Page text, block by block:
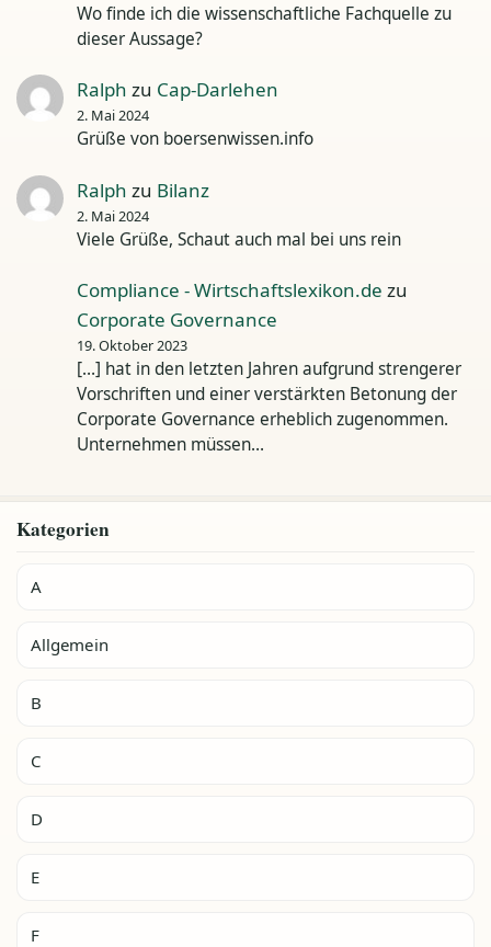
Wo finde ich die wissenschaftliche Fachquelle zu
dieser Aussage?
Ralph zu Cap-Darlehen
2. Mai 2024
Grüße von boersenwissen.info
Ralph zu Bilanz
2. Mai 2024
Viele Grüße, Schaut auch mal bei uns rein
Compliance - Wirtschaftslexikon.de zu
Corporate Governance
19. Oktober 2023
[…] hat in den letzten Jahren aufgrund strengerer
Vorschriften und einer verstärkten Betonung der
Corporate Governance erheblich zugenommen.
Unternehmen müssen…
Kategorien
A
Allgemein
B
C
D
E
F